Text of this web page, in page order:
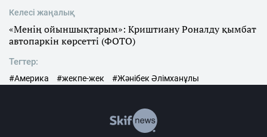
Келесі жаңалық
«Менің ойыншықтарым»: Криштиану Роналду қымбат
автопаркін көрсетті (ФОТО)
Тегтер:
#Америка #жекпе-жек #Жәнібек Әлімханұлы